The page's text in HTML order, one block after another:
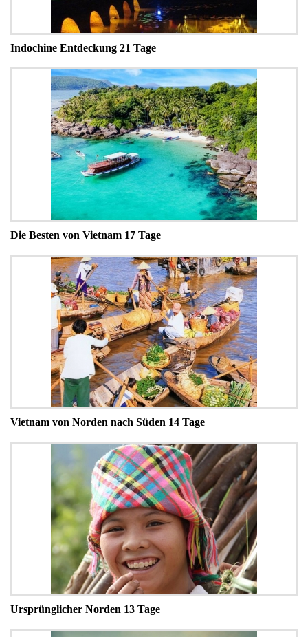
Indochine Entdeckung 21 Tage
Die Besten von Vietnam 17 Tage
Vietnam von Norden nach Süden 14 Tage
Ursprünglicher Norden 13 Tage